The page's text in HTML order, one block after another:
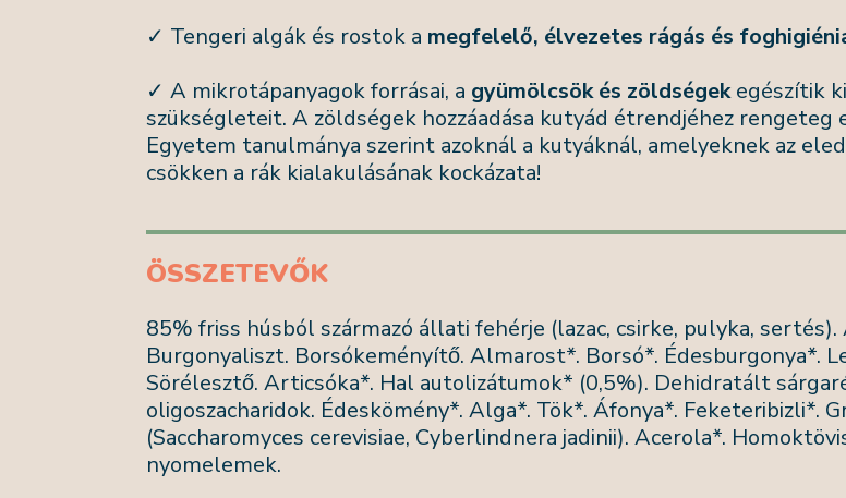
✓ Tengeri algák és rostok a megfelelő, élvezetes rágás és
✓ A mikrotápanyagok forrásai, a gyümölcsök és zöldségekegészítik
szükségleteit. A zöldségek hozzáadása kutyád étrendjéhez rengeteg
Egyetem tanulmánya szerint azoknál a kutyáknál, amelyeknek az
csökken a rák kialakulásának kockázata!
ÖSSZETEVŐK
85% friss húsból származó állati fehérje (lazac, csirke, pulyka, sertés).
Burgonyaliszt. Borsókeményítő. Almarost*. Borsó*. Édesburgonya*.
Sörélesztő. Articsóka*. Hal autolizátumok* (0,5%). Dehidratált
oligoszacharidok. Édeskömény*. Alga*. Tök*. Áfonya*. Feketeribizli*.
(Saccharomyces cerevisiae, Cyberlindnera jadinii). Acerola*.
nyomelemek.